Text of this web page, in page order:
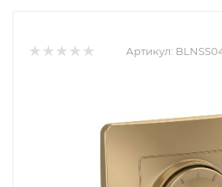
Артикул: